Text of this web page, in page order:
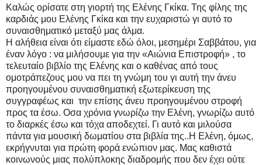
Καλώς ορίσατε στη γιορτή της Ελένης Γκίκα. Της φίλης της
καρδιάς μου Ελένης Γκίκα και την ευχαριστώ γι αυτό το
συναισθηματικό μεταξύ μας άλμα.
Η αλήθεια είναι ότι είμαστε εδώ όλοι, μεσημέρι Σαββάτου, για
έναν λόγο : να μιλήσουμε για την «Αιώνια Επιστροφή» , το
τελευταίο βιβλίο της Ελένης και ο καθένας από τους
ομοτράπεζους μου να πει τη γνώμη του γι αυτή την άνευ
προηγουμένου συναισθηματική εξωτερίκευση της
συγγραφέως και την επίσης άνευ προηγουμένου στροφή
προς τα έσω. Οσα χρόνια γνωρίζω την Ελένη, γνωρίζω αυτό
το διαρκές έσω και τόχα αποδεχτεί. Γι αυτό και μιλούσα
πάντα για μουσική δωματίου στα βιβλία της..Η Ελένη, όμως,
εκρήγνυται για πρώτη φορά ενώπιον μας. Μας καθιστά
κοινωνούς μιας πολύπλοκης διαδρομής που δεν έχει ούτε